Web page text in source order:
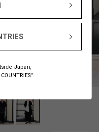
Japan,